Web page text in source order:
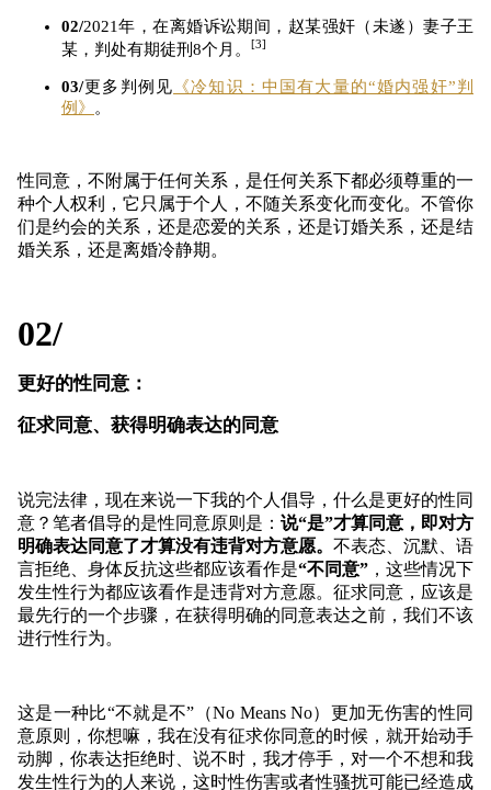
02/2021年，在离婚诉讼期间，赵某强奸（未遂）妻子王
某，判处有期徒刑8个月。
[3]
03/更多判例见 《冷知识：中国有大量的“婚内强奸”判
例》 。
性同意，不附属于任何关系，是任何关系下都必须尊重的一
种个人权利，它只属于个人，不随关系变化而变化。不管你
们是约会的关系，还是恋爱的关系，还是订婚关系，还是结
婚关系，还是离婚冷静期。
02/
更好的性同意：
征求同意、获得明确表达的同意
说完法律，现在来说一下我的个人倡导，什么是更好的性同
意？笔者倡导的是性同意原则是： 说“是”才算同意，即对方
明确表达同意了才算没有违背对方意愿。 不表态、沉默、语
言拒绝、身体反抗这些都应该看作是“不同意” ，这些情况下
发生性行为都应该看作是违背对方意愿。征求同意，应该是
最先行的一个步骤，在获得明确的同意表达之前，我们不该
进行性行为。
这是一种比“不就是不”（No Means No）更加无伤害的性同
意原则，你想嘛，我在没有征求你同意的时候，就开始动手
动脚，你表达拒绝时、说不时，我才停手，对一个不想和我
发生性行为的人来说，这时性伤害或者性骚扰可能已经造成